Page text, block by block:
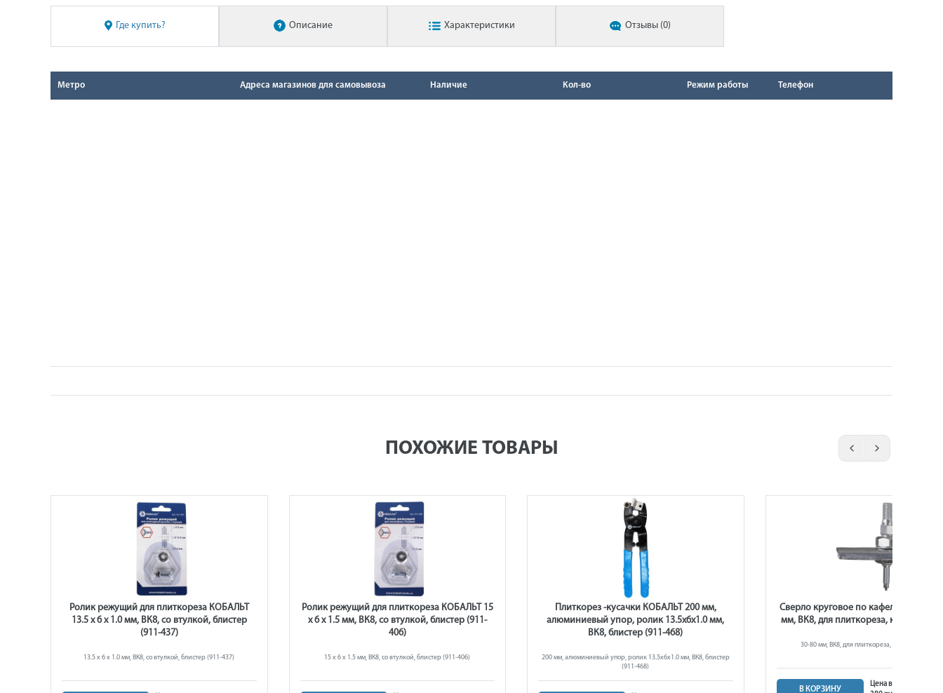
Где купить? Описание Характеристики Отзывы (0)
Метро Адреса магазинов для самовывоза Наличие Кол-во Режим работы Телефон
ПОХОЖИЕ ТОВАРЫ
Ролик режущий для плиткореза КОБАЛЬТ
13.5 х 6 х 1.0 мм, ВК8, со втулкой, блистер
(911-437)
13.5 х 6 х 1.0 мм, ВК8, со втулкой, блистер (911-437)
Ролик режущий для плиткореза КОБАЛЬТ 15
х 6 х 1.5 мм, ВК8, со втулкой, блистер (911-
406)
15 х 6 х 1.5 мм, ВК8, со втулкой, блистер (911-406)
Плиткорез -кусачки КОБАЛЬТ 200 мм,
алюминиевый упор, ролик 13.5х6х1.0 мм,
ВК8, блистер (911-468)
200 мм, алюминиевый упор, ролик 13.5х6х1.0 мм, ВК8, блистер
(911-468)
Сверло круговое по кафелю
мм, ВК8, для плиткореза, коробка
30-80 мм, ВК8, для плиткореза, коробка (911-
В КОРЗИНУ
Цена в розничном